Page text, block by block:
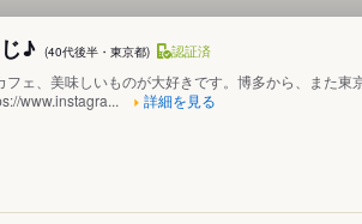
♪ (40代後半・東京都) 認証済
フェ、美味しいものが大好きです。博多から、また東
www.instagra...
詳細を見る